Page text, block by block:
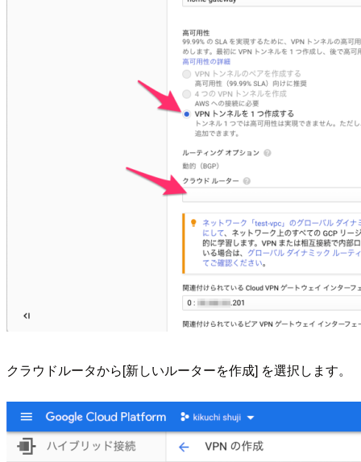
クラウドルータから[新しいルーターを作成] を選択します。